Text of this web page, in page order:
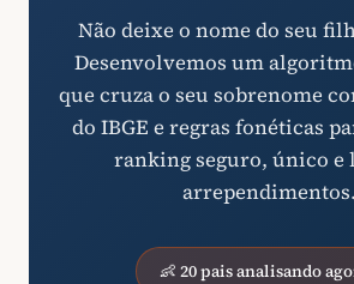
Não deixe o nome do seu
Desenvolvemos um
que cruza o seu sobrenome
do IBGE e regras fonéticas
ranking seguro, único e
arrependimentos.
👶 20 pais analisando